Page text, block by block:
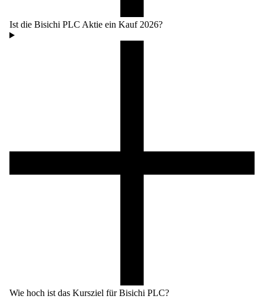
Ist die Bisichi PLC Aktie ein Kauf 2026?
Wie hoch ist das Kursziel für Bisichi PLC?